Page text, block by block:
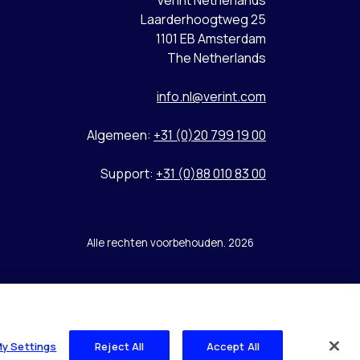
Laarderhoogtweg 25
1101 EB Amsterdam
The Netherlands
info.nl@verint.com
Algemeen: +31 (0)20 799 19 00
Support: +31 (0)88 010 83 00
Alle rechten voorbehouden. 2026
Settings Reject All Accept All